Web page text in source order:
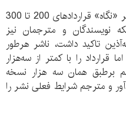
خجالت‌آور است، گاهی در نشر «نگاه» قرارداد‌های 200 تا 300
نویسندگان و مترجمان نیز
تاکید داشت، ناشر هر‌طور
قرارداد را با کمتر از سه‌هزار
برطبق همان سه هزار نسخه
و مترجم شرایط فعلی نشر را